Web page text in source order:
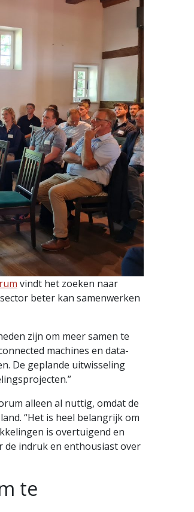
vindt het zoeken naar
beter kan samenwerken
zijn om meer samen te
machines en data-
De geplande uitwisseling
alleen al nuttig, omdat de
“Het is heel belangrijk om
is overtuigend en
de indruk en enthousiast over
te